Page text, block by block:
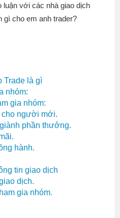
luận với các nhà giao dịch
cho em anh trader?
Trade là gì
nhóm:
gia nhóm:
cho người mới.
phần thưởng.
hành.
tin giao dịch
dịch.
gia nhóm.